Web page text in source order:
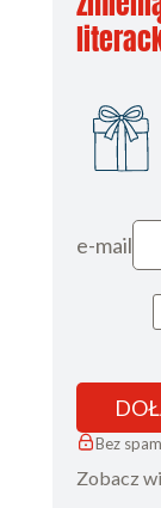
e-mail
Bez
Zobacz